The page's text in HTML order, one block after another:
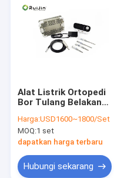
Alat Listrik Ortopedi
Bor Tulang Belakang
40000r / mnt
Harga:USD1600~1800/Set
MOQ:1 set
dapatkan harga terbaru
Hubungi sekarang